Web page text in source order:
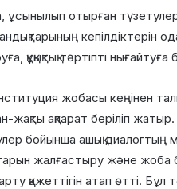
ұсынылып отырған
кепілдіктерін
құқықтық тәртіпті
жобасы кеңінен
жақты ақпарат беріліп жатыр.
бойынша ашық диалогтың
жалғастыру және жоба
қажеттігін атап өтті.